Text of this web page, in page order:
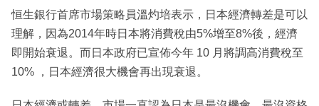
恒生銀行首席市場策略員溫灼培表示，日本經濟轉差是可以
理解，因為2014年時日本將消費稅由5%增至8%後，經濟
即開始衰退。而日本政府已宣佈今年 10 月將調高消費稅至
10% ，日本經濟很大機會再出現衰退。